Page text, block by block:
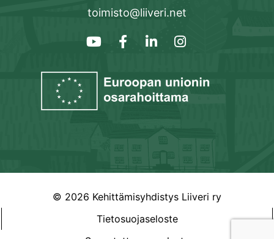
toimisto@liiveri.net
© 2026 Kehittämisyhdistys Liiveri ry
Tietosuojaseloste